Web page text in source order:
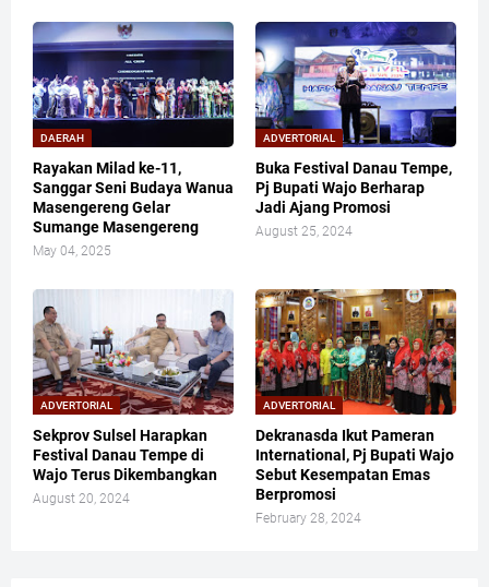
DAERAH
Rayakan Milad ke-11,
Sanggar Seni Budaya Wanua
Masengereng Gelar
Sumange Masengereng
May 04, 2025
ADVERTORIAL
Buka Festival Danau Tempe,
Pj Bupati Wajo Berharap
Jadi Ajang Promosi
August 25, 2024
ADVERTORIAL
Sekprov Sulsel Harapkan
Festival Danau Tempe di
Wajo Terus Dikembangkan
August 20, 2024
ADVERTORIAL
Dekranasda Ikut Pameran
International, Pj Bupati Wajo
Sebut Kesempatan Emas
Berpromosi
February 28, 2024